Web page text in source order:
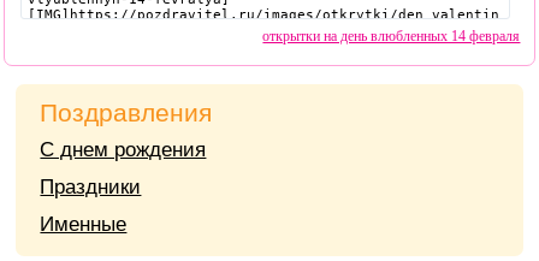
открытки на день влюбленных 14 февраля
Поздравления
С днем рождения
Праздники
Именные